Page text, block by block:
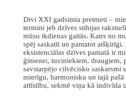
Divi XXI gadsimta pretmeti –
termini jeb dzīves stihijas
mūsu ikdienas gaitās. Katrs no
spēj saskatīt un pamatot
eksistenciālas dzīves pamatā ir
ģimenei, tuviniekiem, draugiem,
savstarpējo cilvēcisko saskarsmi
mierīgu, harmonisku un tajā
attīstību, sekmē viņa kā indivīda